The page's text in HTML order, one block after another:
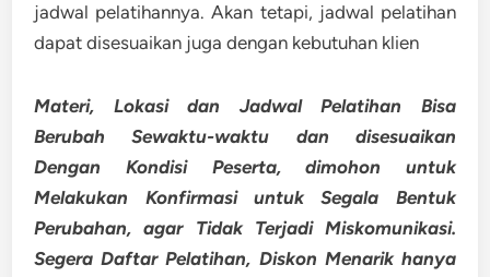
jadwal pelatihannya. Akan tetapi, jadwal pelatihan
dapat disesuaikan juga dengan kebutuhan klien
Materi, Lokasi dan Jadwal Pelatihan Bisa
Berubah Sewaktu-waktu dan disesuaikan
Dengan Kondisi Peserta, dimohon untuk
Melakukan Konfirmasi untuk Segala Bentuk
Perubahan, agar Tidak Terjadi Miskomunikasi.
Segera Daftar Pelatihan, Diskon Menarik hanya